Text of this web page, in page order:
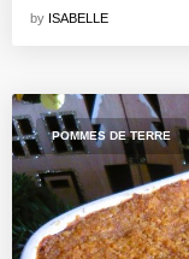
by ISABELLE
POMMES DE TERRE